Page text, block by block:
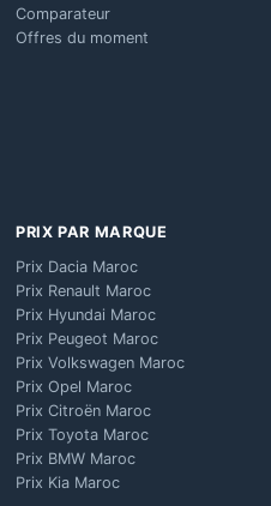
Comparateur
Offres du moment
PRIX PAR MARQUE
Prix Dacia Maroc
Prix Renault Maroc
Prix Hyundai Maroc
Prix Peugeot Maroc
Prix Volkswagen Maroc
Prix Opel Maroc
Prix Citroën Maroc
Prix Toyota Maroc
Prix BMW Maroc
Prix Kia Maroc